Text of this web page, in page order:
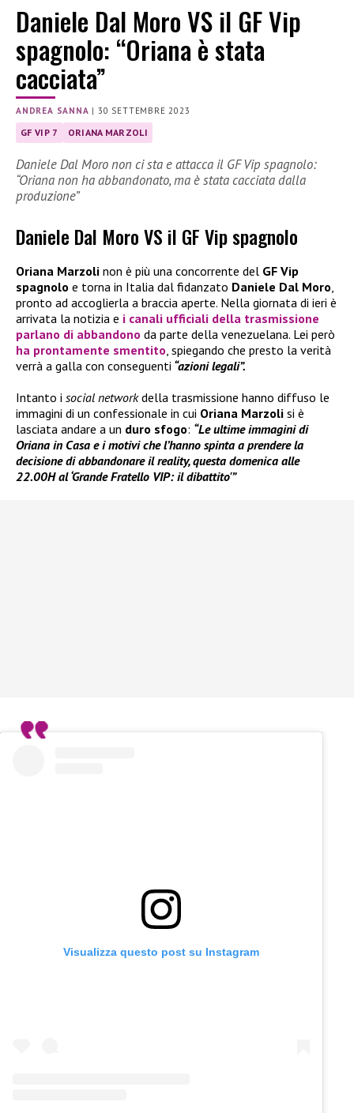
Daniele Dal Moro VS il GF Vip
spagnolo: “Oriana è stata
cacciata”
ANDREA SANNA |30 SETTEMBRE 2023
GF VIP 7 ORIANA MARZOLI
Daniele Dal Moro non ci sta e attacca il GF Vip spagnolo:
“Oriana non ha abbandonato, ma è stata cacciata dalla
produzione”
Daniele Dal Moro VS il GF Vip spagnolo
Oriana Marzoli non è più una concorrente del GF Vip
spagnolo e torna in Italia dal fidanzato Daniele Dal Moro
pronto ad accoglierla a braccia aperte. Nella giornata di ieri è
arrivata la notizia e i canali ufficiali della trasmissione
parlano di abbandono da parte della venezuelana. Lei però
ha prontamente smentito , spiegando che presto la verità
verrà a galla con conseguenti “azioni legali”.
Intanto i social networkdella trasmissione hanno diffuso le
immagini di un confessionale in cui Oriana Marzoli si è
lasciata andare a un duro sfogo: “Le ultime immagini di
Oriana in Casa e i motivi che l’hanno spinta a prendere la
decisione di abbandonare il reality, questa domenica alle
22.00H al ‘Grande Fratello VIP: il dibattito'”
Visualizza questo post su Instagram